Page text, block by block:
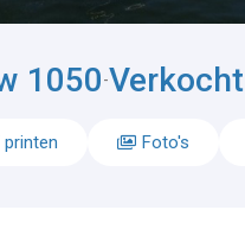
1050-Verkocht
printen Foto's